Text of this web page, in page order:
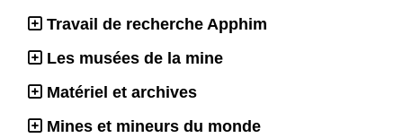
Travail de recherche Apphim
Les musées de la mine
Matériel et archives
Mines et mineurs du monde